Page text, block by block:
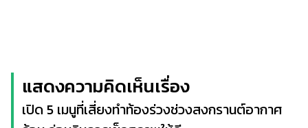
แสดงความคิดเห็นเรื่อง
เปิด 5 เมนูที่เสี่ยงทำท้องร่วงช่วงสงกรานต์อากาศ